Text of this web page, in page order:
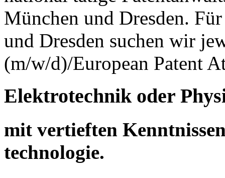
München und Dresden.
und Dresden suchen wir
(m/w/d)/European Patent
Elektrotechnik oder
mit vertieften
technologie.